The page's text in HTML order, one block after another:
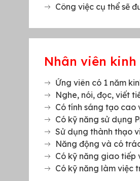
Công việc cụ thể sẽ
Nhân viên kinh
Ứng viên có 1 năm
Nghe, nói, đọc, viết
Có tính sáng tạo cao
Có kỹ năng sử dụng
Sử dụng thành thạo
Năng động và có
Có kỹ năng giao tiếp
Có kỹ năng làm việc